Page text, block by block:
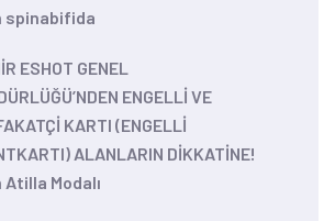
spinabifida
ESHOT GENEL
ENGELLİ VE
KARTI (ENGELLİ
ALANLARIN DİKKATİNE!
Atilla Modalı